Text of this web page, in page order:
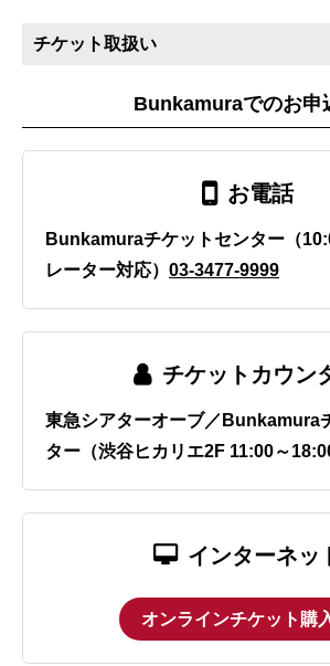
チケット取扱い
Bunkamuraでのお申
お電話
Bunkamuraチケットセンター（
レーター対応） 03-3477-9999
チケットカウン
東急シアターオーブ／Bunkamura
ター（渋谷ヒカリエ2F 11:00～
インターネッ
オンラインチケット購